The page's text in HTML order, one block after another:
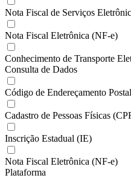
Nota Fiscal de Serviços
Nota Fiscal Eletrônica (NF-e)
Conhecimento de Transporte
Consulta de Dados
Código de Endereçamento
Cadastro de Pessoas Físicas
Inscrição Estadual (IE)
Nota Fiscal Eletrônica (NF-e)
Plataforma